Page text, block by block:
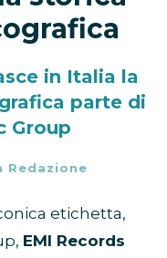
in Italia la
parte di
Group
Redazione
etichetta,
EMI Records